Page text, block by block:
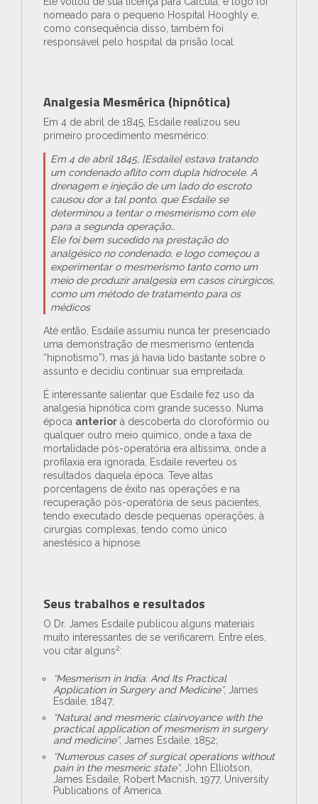
nomeado para o pequeno Hospital Hooghly e,
como consequência disso, também foi
responsável pelo hospital da prisão local.
Analgesia Mesmérica (hipnótica)
Em 4 de abril de 1845, Esdaile realizou seu
primeiro procedimento mesmérico:
Em 4 de abril 1845, [Esdaile] estava tratando
um condenado aflito com dupla hidrocele. A
drenagem e injeção de um lado do escroto
causou dor a tal ponto, que Esdaile se
determinou a tentar o mesmerismo com ele
para a segunda operação…
Ele foi bem sucedido na prestação do
analgésico no condenado, e logo começou a
experimentar o mesmerismo tanto como um
meio de produzir analgesia em casos cirúrgicos,
como um método de tratamento para os
médicos
Até então, Esdaile assumiu nunca ter presenciado
uma demonstração de mesmerismo (entenda
“hipnotismo”), mas já havia lido bastante sobre o
assunto e decidiu continuar sua empreitada.
É interessante salientar que Esdaile fez uso da
analgesia hipnótica com grande sucesso. Numa
época anteriorà descoberta do clorofórmio ou
qualquer outro meio químico, onde a taxa de
mortalidade pós-operatória era altíssima, onde a
profilaxia era ignorada, Esdaile reverteu os
resultados daquela época. Teve altas
porcentagens de êxito nas operações e na
recuperação pós-operatória de seus pacientes,
tendo executado desde pequenas operações, à
cirurgias complexas, tendo como único
anestésico a hipnose.
Seus trabalhos e resultados
O Dr. James Esdaile publicou alguns materiais
muito interessantes de se verificarem. Entre eles,
vou citar alguns2:
“Mesmerism in India: And Its Practical
Application in Surgery and Medicine”, James
Esdaile, 1847;
“Natural and mesmeric clairvoyance with the
practical application of mesmerism in surgery
and medicine”, James Esdaile, 1852;
“Numerous cases of surgical operations without
pain in the mesmeric state”, John Elliotson,
James Esdaile, Robert Macnish, 1977, University
Publications of America.